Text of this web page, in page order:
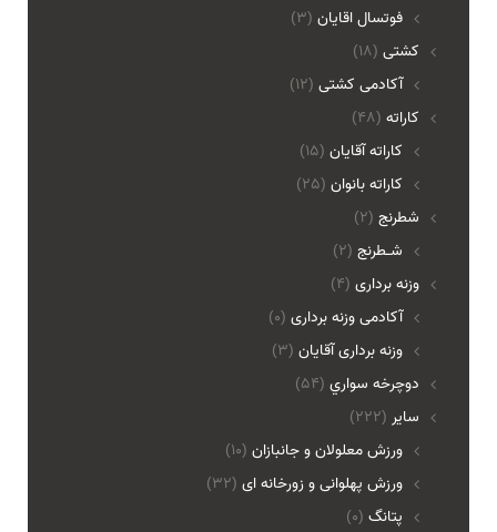
فوتسال اقايان (3)
(18) کشتی
آکادمی کشتی (12)
(48) کاراته
کاراته آقایان (15)
کاراته بانوان (25)
(2) شطرنج
شـطرنج (2)
(4) وزنه برداری
آکادمی وزنه برداری (0)
وزنه برداری آقایان (3)
(54) دوچرخه سواري
(222) ساير
ورزش معلولان و جانبازان (10)
ورزش پهلوانی و زورخانه ای (32)
پتانگ (0)